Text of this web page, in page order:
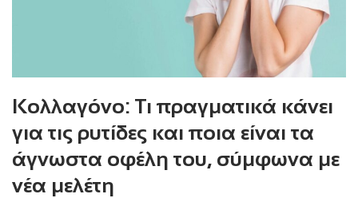
Κολλαγόνο: Τι πραγματικά κάνει
για τις ρυτίδες και ποια είναι τα
άγνωστα οφέλη του, σύμφωνα με
νέα μελέτη